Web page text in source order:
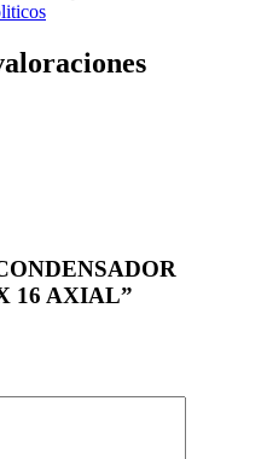
16 AXIAL”